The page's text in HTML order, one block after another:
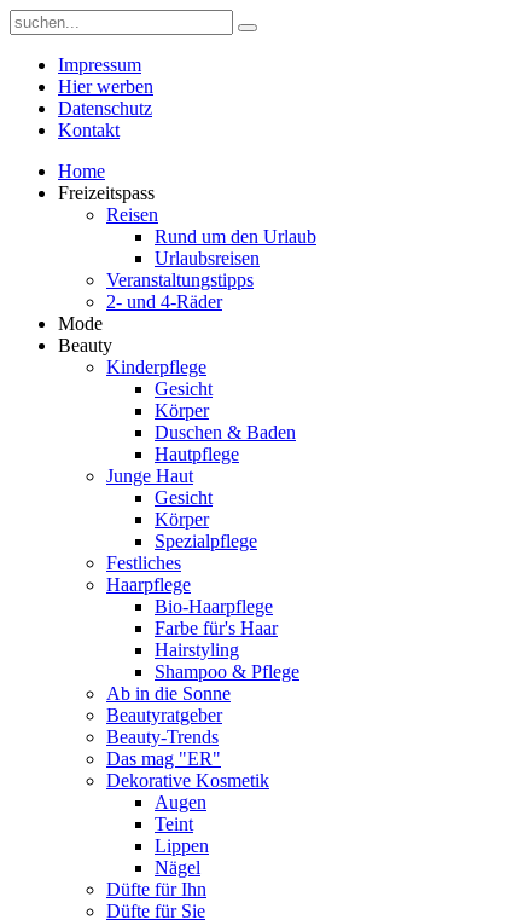
Impressum
Hier werben
Datenschutz
Kontakt
Home
Freizeitspass
Reisen
Rund um den Urlaub
Urlaubsreisen
Veranstaltungstipps
2- und 4-Räder
Mode
Beauty
Kinderpflege
Gesicht
Körper
Duschen & Baden
Hautpflege
Junge Haut
Gesicht
Körper
Spezialpflege
Festliches
Haarpflege
Bio-Haarpflege
Farbe für's Haar
Hairstyling
Shampoo & Pflege
Ab in die Sonne
Beautyratgeber
Beauty-Trends
Das mag "ER"
Dekorative Kosmetik
Augen
Teint
Lippen
Nägel
Düfte für Ihn
Düfte für Sie